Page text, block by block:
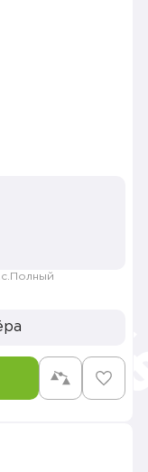
Полный